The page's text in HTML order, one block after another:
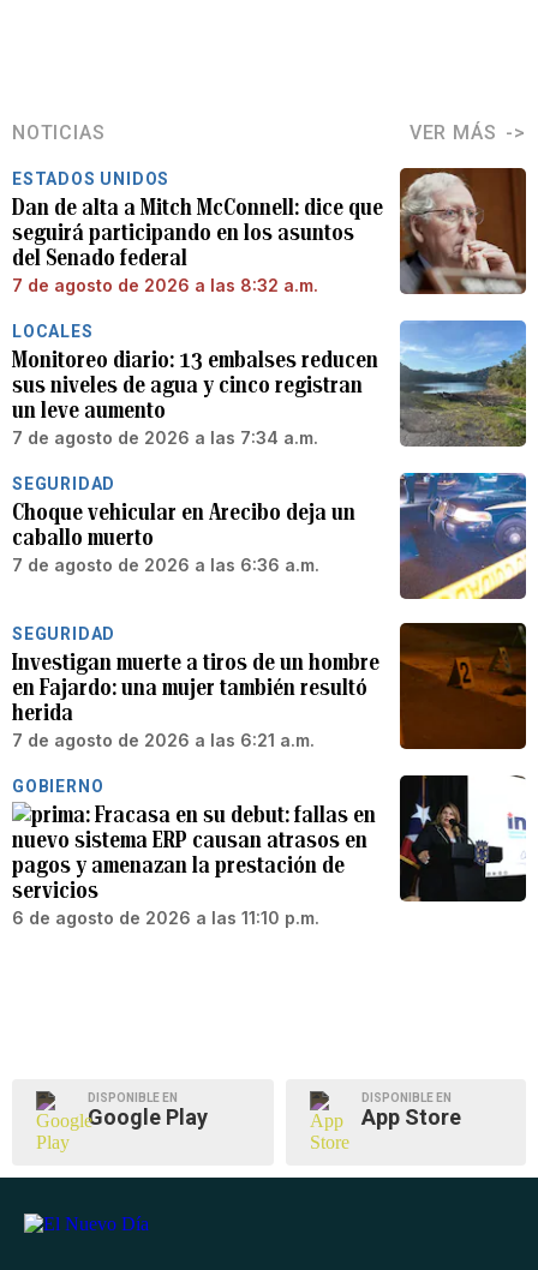
NOTICIAS VER MÁS
ESTADOS UNIDOS
Dan de alta a Mitch McConnell: dice que
seguirá participando en los asuntos
del Senado federal
7 de agosto de 2026 a las 8:32 a.m.
LOCALES
Monitoreo diario: 13 embalses reducen
sus niveles de agua y cinco registran
un leve aumento
7 de agosto de 2026 a las 7:34 a.m.
SEGURIDAD
Choque vehicular en Arecibo deja un
caballo muerto
7 de agosto de 2026 a las 6:36 a.m.
SEGURIDAD
Investigan muerte a tiros de un hombre
en Fajardo: una mujer también resultó
herida
7 de agosto de 2026 a las 6:21 a.m.
GOBIERNO
Fracasa en su debut: fallas en
nuevo sistema ERP causan atrasos en
pagos y amenazan la prestación de
servicios
6 de agosto de 2026 a las 11:10 p.m.
DISPONIBLE EN
Google Play
DISPONIBLE EN
App Store